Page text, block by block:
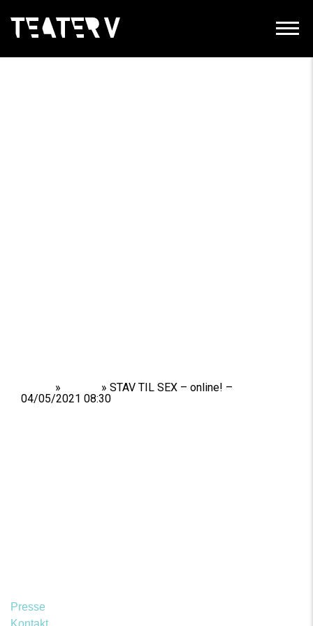
» » STAV TIL SEX – online! –
04/05/2021 08:30
Presse
Kontakt